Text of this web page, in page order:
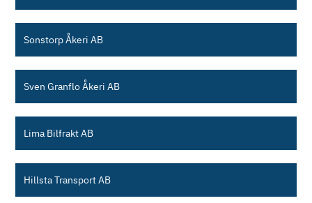
Sonstorp Åkeri AB
Sven Granflo Åkeri AB
Lima Bilfrakt AB
Hillsta Transport AB